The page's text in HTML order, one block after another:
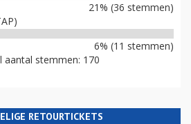
21% (36 stemmen)
6% (11 stemmen)
aantal stemmen: 170
RETOURTICKETS